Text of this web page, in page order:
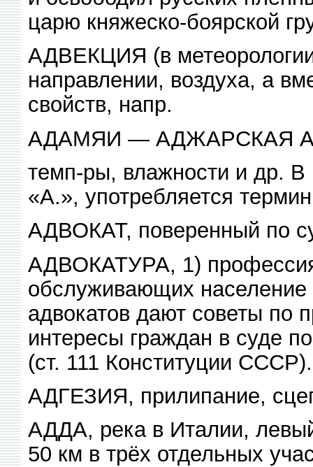
царю княжеско-боярской
АДВЕКЦИЯ (в
направлении, воздуха, а
свойств, напр.
АДАМЯИ — АДЖАРСКАЯ
темп-ры, влажности и др. В
«А.», употребляется
АДВОКАТ, поверенный по
АДВОКАТУРА, 1)
обслуживающих
адвокатов дают советы
интересы граждан в суде
(ст. 111 Конституции СССР).
АДГЕЗИЯ, прилипание,
АДДА, река в Италии,
50 км в трёх отдельных